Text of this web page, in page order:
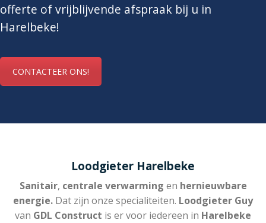
offerte of vrijblijvende afspraak bij u in
Harelbeke!
CONTACTEER ONS!
Loodgieter Harelbeke
Sanitair, centrale verwarming en hernieuwbare
energie. Dat zijn onze specialiteiten. Loodgieter Guy
van GDL Construct is er voor iedereen in Harelbeke